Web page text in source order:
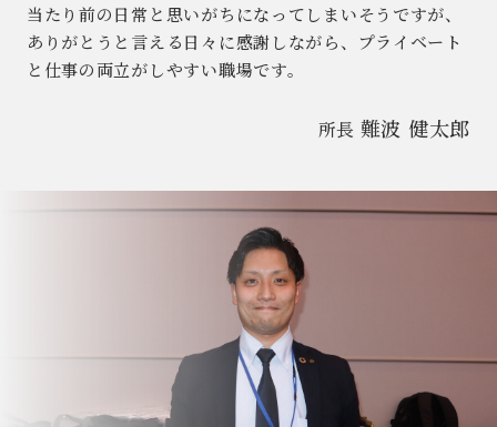
当たり前の日常と思いがちになってしまいそうですが、
ありがとうと言える日々に感謝しながら、プライベート
と仕事の両立がしやすい職場です。
所長 難波 健太郎